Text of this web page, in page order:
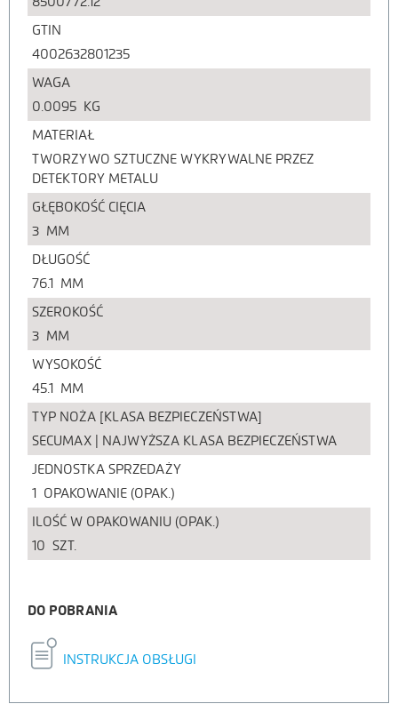
GTIN
4002632801235
WAGA
0.0095 KG
MATERIAŁ
TWORZYWO SZTUCZNE WYKRYWALNE PRZEZ
DETEKTORY METALU
GŁĘBOKOŚĆ CIĘCIA
3 MM
DŁUGOŚĆ
76.1 MM
SZEROKOŚĆ
3 MM
WYSOKOŚĆ
45.1 MM
TYP NOŻA [KLASA BEZPIECZEŃSTWA]
SECUMAX | NAJWYŻSZA KLASA BEZPIECZEŃSTWA
JEDNOSTKA SPRZEDAŻY
1 OPAKOWANIE (OPAK.)
ILOŚĆ W OPAKOWANIU (OPAK.)
10 SZT.
DO POBRANIA
INSTRUKCJA OBSŁUGI